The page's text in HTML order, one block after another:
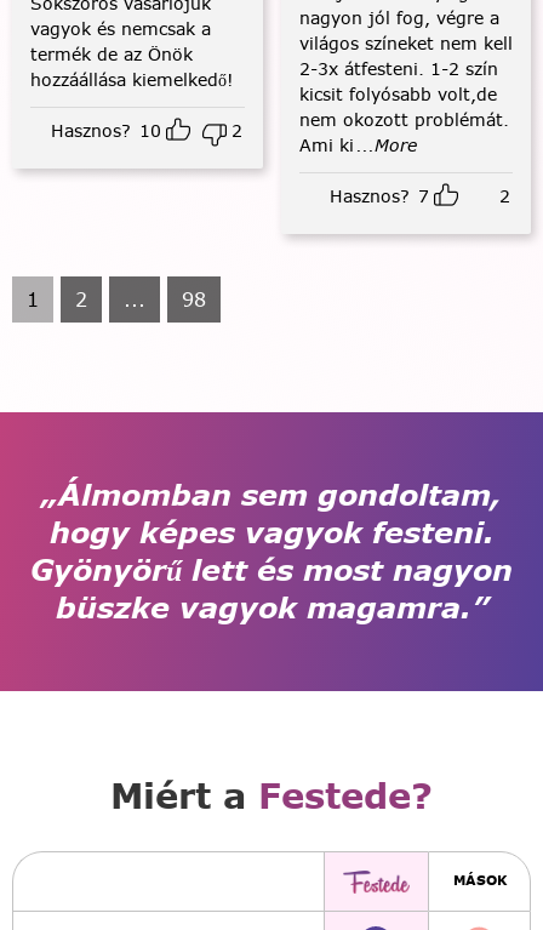
vagyok és nemcsak a
termék de az Önök
hozzáállása kiemelkedő!
Hasznos? 10 2
nagyon jól fog, végre a
világos színeket nem kell
2-3x átfesteni. 1-2 szín
kicsit folyósabb volt,de
nem okozott problémát.
Ami ki ...More
Hasznos? 7 2
1 2 ... 98
„Álmomban sem gondoltam,
hogy képes vagyok festeni.
Gyönyörű lett és most nagyon
büszke vagyok magamra.”
Miért a Festede?
MÁSOK